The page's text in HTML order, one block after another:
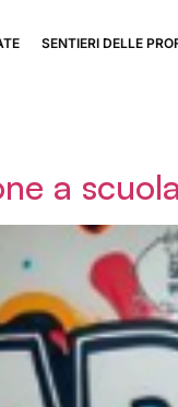
SENTIERI DELLE
a scuola